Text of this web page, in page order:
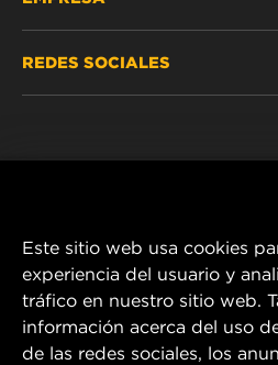
REDES SOCIALES
1 Wix Way
P.O. Box 1967
Este sitio web usa cookies
experiencia del usuario y
tráfico en nuestro sitio web.
información acerca del uso
de las redes sociales, los